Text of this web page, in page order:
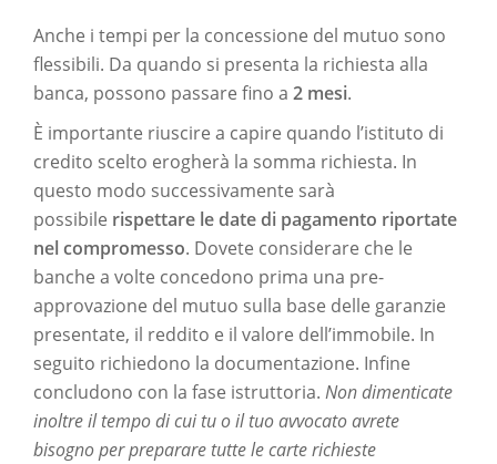
Anche i tempi per la concessione del mutuo sono
flessibili. Da quando si presenta la richiesta alla
banca, possono passare fino a 2 mesi.
È importante riuscire a capire quando l’istituto di
credito scelto erogherà la somma richiesta. In
questo modo successivamente sarà
possibile rispettare le date di pagamento riportate
nel compromesso. Dovete considerare che le
banche a volte concedono prima una pre-
approvazione del mutuo sulla base delle garanzie
presentate, il reddito e il valore dell’immobile. In
seguito richiedono la documentazione. Infine
concludono con la fase istruttoria. Non dimenticate
inoltre il tempo di cui tu o il tuo avvocato avrete
bisogno per preparare tutte le carte richieste